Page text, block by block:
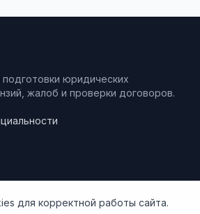
юридических
жалоб и проверки договоров.
для корректной работы сайта.